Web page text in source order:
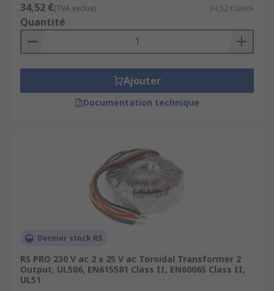
34,52 €(TVA exclue) 34,52 €/unité
Quantité
Ajouter
Documentation technique
Dernier stock RS
RS PRO 230 V ac 2 x 25 V ac Toroidal Transformer 2
Output, UL506, EN615581 Class II, EN60065 Class II,
UL51